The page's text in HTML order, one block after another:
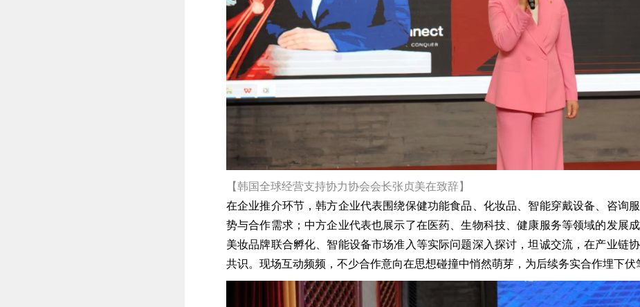
【韩国全球经营支持协力协会会长张贞美在致辞】
在企业推介环节，韩方企业代表围绕保健功能食品、化妆品、智能穿戴设备、咨询
势与合作需求；中方企业代表也展示了在医药、生物科技、健康服务等领域的发展
美妆品牌联合孵化、智能设备市场准入等实际问题深入探讨，坦诚交流，在产业链
共识。现场互动频频，不少合作意向在思想碰撞中悄然萌芽，为后续务实合作埋下伏